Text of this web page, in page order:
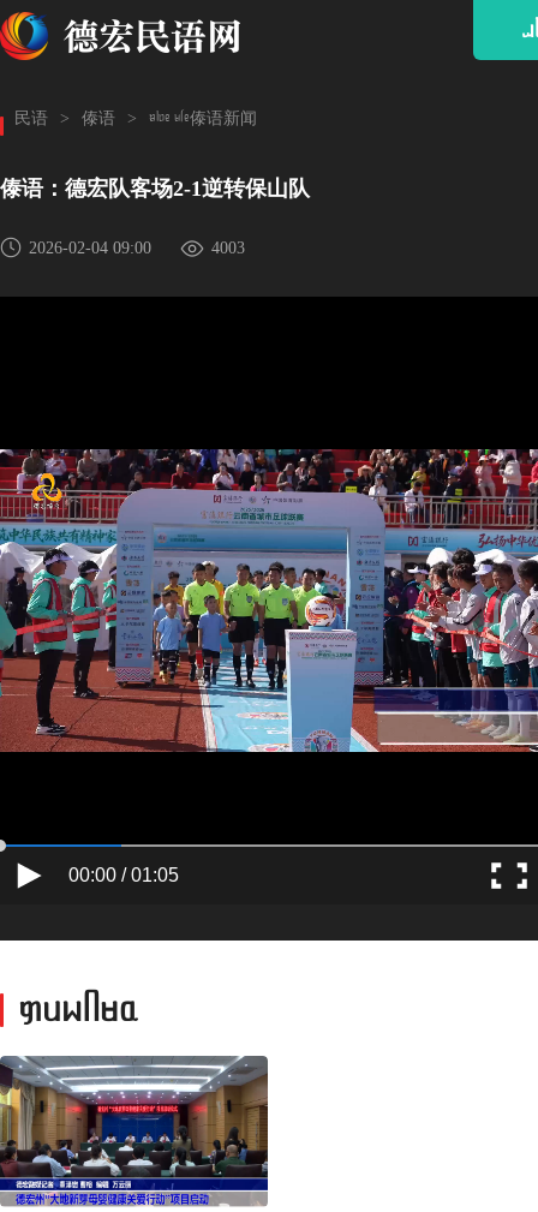
民语 > 傣语 > hkof e;f傣语新闻
傣语：德宏队客场2-1逆转保山队
2026-02-04 09:00 4003
00:00 / 01:05
ᥞᥙᥕᥥᥛᥲ